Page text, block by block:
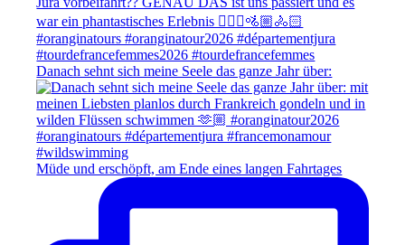
Danach sehnt sich meine Seele das ganze Jahr über:
Müde und erschöpft, am Ende eines langen Fahrtages